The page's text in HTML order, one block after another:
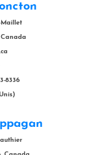
Maillet
Canada
8336